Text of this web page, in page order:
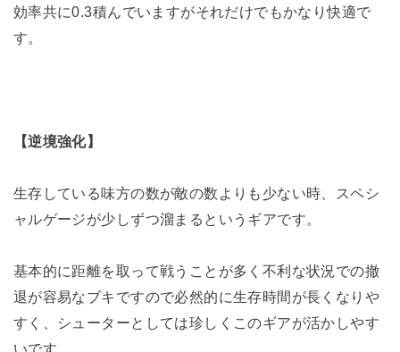
効率共に0.3積んでいますがそれだけでもかなり快適で
す。
【逆境強化】
生存している味方の数が敵の数よりも少ない時、スペシ
ャルゲージが少しずつ溜まるというギアです。
基本的に距離を取って戦うことが多く不利な状況での撤
退が容易なブキですので必然的に生存時間が長くなりや
すく、シューターとしては珍しくこのギアが活かしやす
いです。